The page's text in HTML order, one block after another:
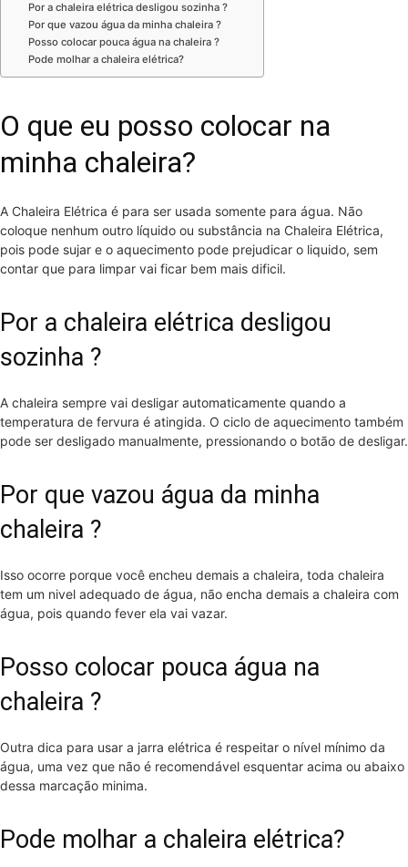
Por a chaleira elétrica desligou sozinha ?
Por que vazou água da minha chaleira ?
Posso colocar pouca água na chaleira ?
Pode molhar a chaleira elétrica?
O que eu posso colocar na
minha chaleira?
A Chaleira Elétrica é para ser usada somente para água. Não
coloque nenhum outro líquido ou substância na Chaleira Elétrica,
pois pode sujar e o aquecimento pode prejudicar o liquido, sem
contar que para limpar vai ficar bem mais dificil.
Por a chaleira elétrica desligou
sozinha ?
A chaleira sempre vai desligar automaticamente quando a
temperatura de fervura é atingida. O ciclo de aquecimento também
pode ser desligado manualmente, pressionando o botão de desligar.
Por que vazou água da minha
chaleira ?
Isso ocorre porque você encheu demais a chaleira, toda chaleira
tem um nivel adequado de água, não encha demais a chaleira com
água, pois quando fever ela vai vazar.
Posso colocar pouca água na
chaleira ?
Outra dica para usar a jarra elétrica é respeitar o nível mínimo da
água, uma vez que não é recomendável esquentar acima ou abaixo
dessa marcação minima.
Pode molhar a chaleira elétrica?